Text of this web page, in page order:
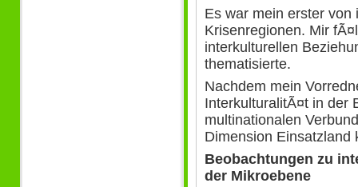
Es war mein erster
Krisenregionen. Mir
interkulturellen
thematisierte.
Nachdem mein
InterkulturalitÃ¤t in der
multinationalen
Dimension Einsatzland
Beobachtungen zu
der Mikroebene